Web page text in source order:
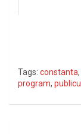
Tags: constanta,
program, publicul